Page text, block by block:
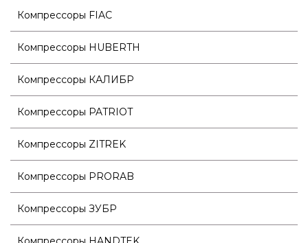
Компрессоры FIAC
Компрессоры HUBERTH
Компрессоры КАЛИБР
Компрессоры PATRIOT
Компрессоры ZITREK
Компрессоры PRORAB
Компрессоры ЗУБР